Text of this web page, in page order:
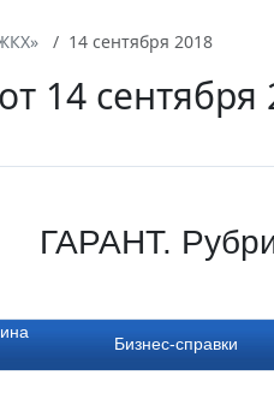
14 сентября 2018
14 сентября
ГАРАНТ.
Бизнес-справки